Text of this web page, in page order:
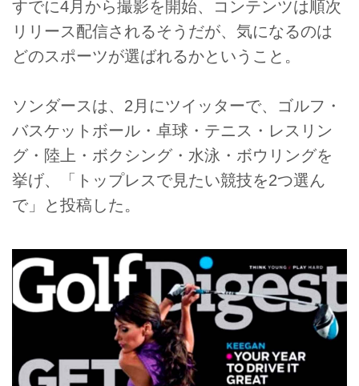
すでに4月から撮影を開始、コンテンツは順次
リリース配信されるそうだが、気になるのは
どのスポーツが選ばれるかということ。
ソンダースは、2月にツイッターで、ゴルフ・
バスケットボール・卓球・テニス・レスリン
グ・陸上・ボクシング・水泳・ボウリングを
挙げ、「トップレスで見たい競技を2つ選ん
で」と投稿した。